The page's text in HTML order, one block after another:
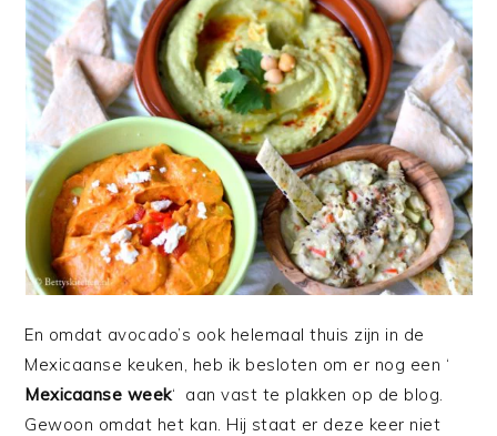
En omdat avocado’s ook helemaal thuis zijn in de
Mexicaanse keuken, heb ik besloten om er nog een ‘
Mexicaanse week‘ aan vast te plakken op de blog.
Gewoon omdat het kan. Hij staat er deze keer niet